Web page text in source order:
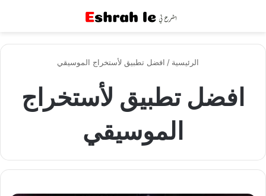
الرئيسية / افضل تطبيق لأستخراج الموسيقي
افضل تطبيق لأستخراج
الموسيقي